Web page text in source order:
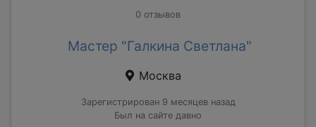
0 отзывов
Мастер "Галкина Светлана"
Москва
Зарегистрирован 9 месяцев назад
Был на сайте давно